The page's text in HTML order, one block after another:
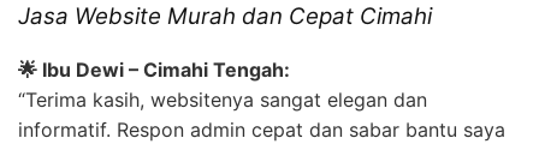
Jasa Website Murah dan Cepat Cimahi
🌟 Ibu Dewi – Cimahi Tengah:
“Terima kasih, websitenya sangat elegan dan
informatif. Respon admin cepat dan sabar bantu saya